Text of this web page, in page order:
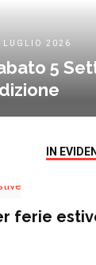
LUGLIO 2026
5
IN
ferie